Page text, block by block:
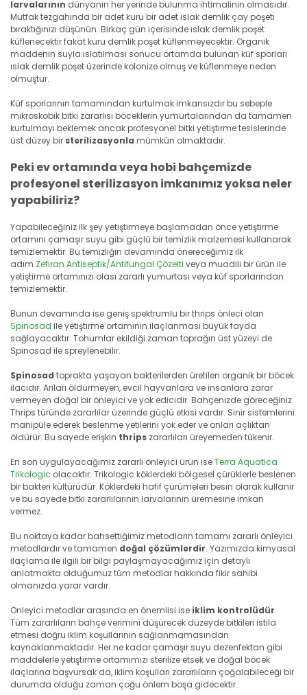
larvalarının dünyanın her yerinde bulunma ihtimalinin olmasıdır.
Mutfak tezgahında bir adet kuru bir adet ıslak demlik çay poşeti
bıraktığınızı düşünün. Birkaç gün içerisinde ıslak demlik poşet
küflenecektir fakat kuru demlik poşet küflenmeyecektir. Organik
maddenin suyla ıslatılması sonucu ortamda bulunan küf sporları
ıslak demlik poşet üzerinde kolonize olmuş ve küflenmeye neden
olmuştur.
Küf sporlarının tamamından kurtulmak imkansızdır bu sebeple
mikroskobik bitki zararlısı böceklerin yumurtalarından da tamamen
kurtulmayı beklemek ancak profesyonel bitki yetiştirme tesislerinde
üst düzey bir sterilizasyonla mümkün olmaktadır.
Peki ev ortamında veya hobi bahçemizde
profesyonel sterilizasyon imkanımız yoksa neler
yapabiliriz?
Yapabileceğiniz ilk şey yetiştirmeye başlamadan önce yetiştirme
ortamını çamaşır suyu gibi güçlü bir temizlik malzemesi kullanarak
temizlemektir. Bu temizliğin devamında önereceğimiz ilk
adım Zefiran Antiseptik/Antifungal Çözelti veya muadili bir ürün ile
yetiştirme ortamınızı olası zararlı yumurtası veya küf sporlarından
temizlemektir.
Bunun devamında ise geniş spektrumlu bir thrips önleci olan
Spinosad ile yetiştirme ortamının ilaçlanması büyük fayda
sağlayacaktır. Tohumlar ekildiği zaman toprağın üst yüzeyi de
Spinosad ile spreylenebilir.
Spinosad toprakta yaşayan bakterilerden üretilen organik bir böcek
ilacıdır. Arıları öldürmeyen, evcil hayvanlara ve insanlara zarar
vermeyen doğal bir önleyici ve yok edicidir. Bahçenizde göreceğiniz
Thrips türünde zararlılar üzerinde güçlü etkisi vardır. Sinir sistemlerini
manipüle ederek beslenme yetilerini yok eder ve onları açlıktan
öldürür. Bu sayede erişkin thrips zararlıları üreyemeden tükenir.
En son uygulayacağımız zararlı önleyici ürün iseTerra Aquatica
Trikologic olacaktır. Trikologic köklerdeki bölgesel çürüklerle beslenen
bir bakteri kültürüdür. Köklerdeki hafif çürümeleri besin olarak kullanır
ve bu sayede bitki zararlılarının larvalarının üremesine imkan
vermez.
Bu noktaya kadar bahsettiğimiz metodların tamamı zararlı önleyici
metodlardır ve tamamen doğal çözümlerdir. Yazımızda kimyasal
ilaçlama ile ilgili bir bilgi paylaşmayacağımız için detaylı
anlatmakta olduğumuz tüm metodlar hakkında fikir sahibi
olmanızda yarar vardır.
Önleyici metodlar arasında en önemlisi ise iklim kontrolüdür.
Tüm zararlıların bahçe verimini düşürecek düzeyde bitkileri istila
etmesi doğru iklim koşullarının sağlanmamasından
kaynaklanmaktadır. Her ne kadar çamaşır suyu dezenfektan gibi
maddelerle yetiştirme ortamımızı sterilize etsek ve doğal böcek
ilaçlarına başvursak da, iklim koşulları zararlıların çoğalabileceği bir
durumda olduğu zaman çoğu önlem boşa gidecektir.